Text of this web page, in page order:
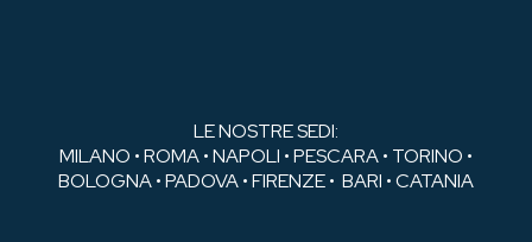
LE NOSTRE SEDI:
MILANO • ROMA • NAPOLI • PESCARA • TORINO •
BOLOGNA • PADOVA • FIRENZE • BARI • CATANIA